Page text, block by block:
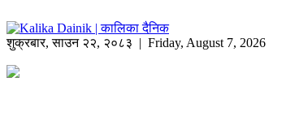
शुक्रबार,साउन २२, २०८३ | Friday, August 7, 2026